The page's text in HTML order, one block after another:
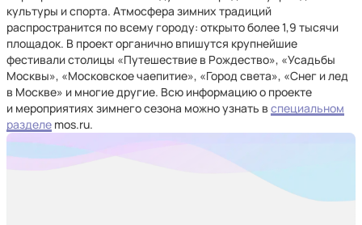
культуры и спорта. Атмосфера зимних традиций
распространится по всему городу: открыто более 1,9 тысячи
площадок. В проект органично впишутся крупнейшие
фестивали столицы «Путешествие в Рождество», «Усадьбы
Москвы», «Московское чаепитие», «Город света», «Снег и лед
в Москве» и многие другие. Всю информацию о проекте
и мероприятиях зимнего сезона можно узнать в специальном
разделе mos.ru.